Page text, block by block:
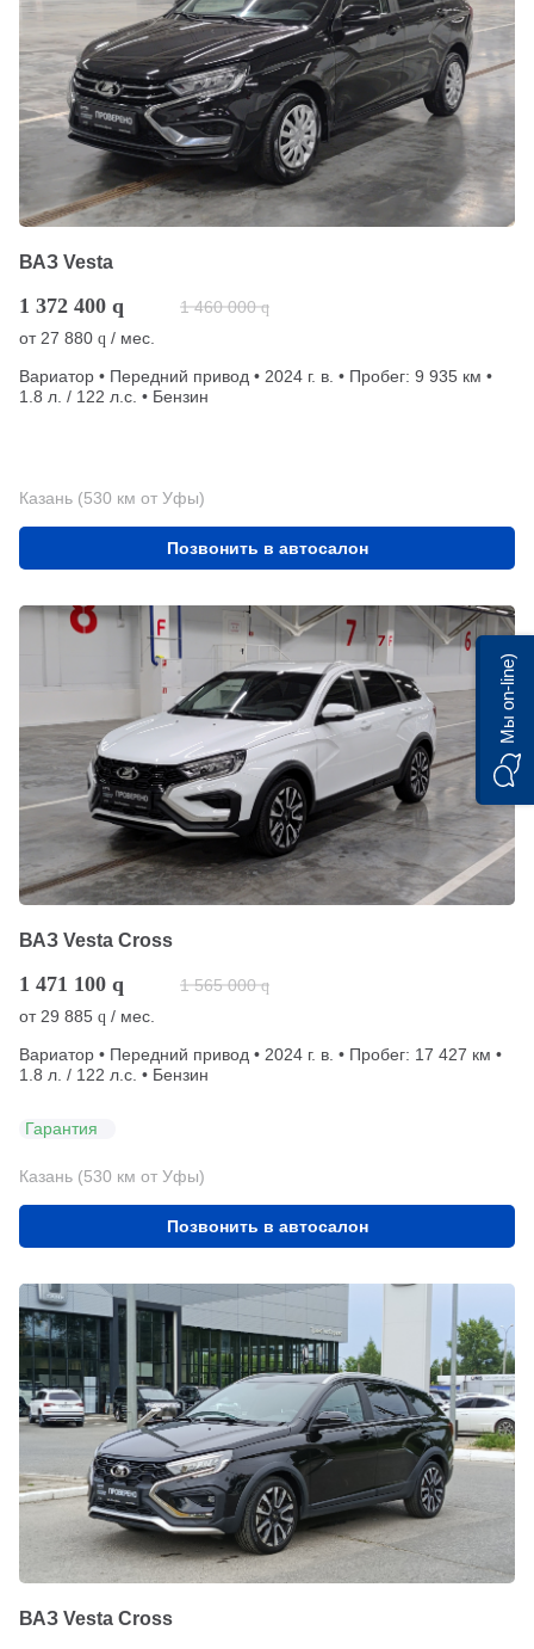
ВАЗ Vesta
1 372 400 q 1 460 000 q
от 27 880 q / мес.
Вариатор • Передний привод • 2024 г. в. • Пробег: 9 935 км •
1.8 л. / 122 л.с. • Бензин
Казань (530 км от Уфы)
Позвонить в автосалон
ВАЗ Vesta Cross
1 471 100 q 1 565 000 q
от 29 885 q / мес.
Вариатор • Передний привод • 2024 г. в. • Пробег: 17 427 км •
1.8 л. / 122 л.с. • Бензин
Гарантия
Казань (530 км от Уфы)
Позвонить в автосалон
ВАЗ Vesta Cross
Мы on-line)